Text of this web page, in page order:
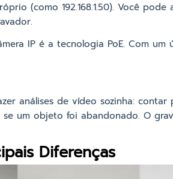
(como 192.168.1.50). Você pode
IP é a tecnologia PoE. Com
análises de vídeo sozinha: contar
um objeto foi abandonado. O
Diferenças